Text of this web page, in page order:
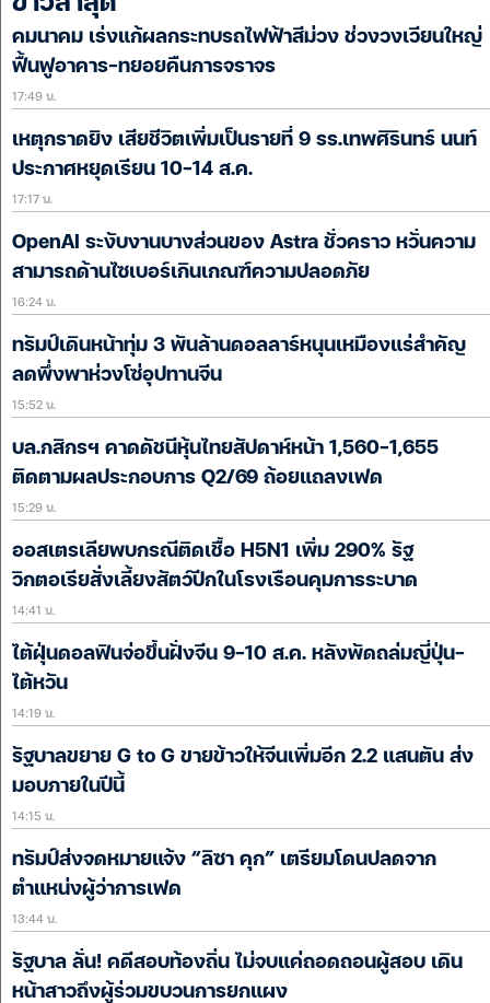
ข่าวล่าสุด
คมนาคม เร่งแก้ผลกระทบรถไฟฟ้าสีม่วง ช่วงวงเวียนใหญ่
ฟื้นฟูอาคาร-ทยอยคืนการจราจร
17:49 น.
เหตุกราดยิง เสียชีวิตเพิ่มเป็นรายที่ 9 รร.เทพศิรินทร์ นนท์
ประกาศหยุดเรียน 10-14 ส.ค.
17:17 น.
OpenAI ระงับงานบางส่วนของ Astra ชั่วคราว หวั่นความ
สามารถด้านไซเบอร์เกินเกณฑ์ความปลอดภัย
16:24 น.
ทรัมป์เดินหน้าทุ่ม 3 พันล้านดอลลาร์หนุนเหมืองแร่สำคัญ
ลดพึ่งพาห่วงโซ่อุปทานจีน
15:52 น.
บล.กสิกรฯ คาดดัชนีหุ้นไทยสัปดาห์หน้า 1,560-1,655
ติดตามผลประกอบการ Q2/69 ถ้อยแถลงเฟด
15:29 น.
ออสเตรเลียพบกรณีติดเชื้อ H5N1 เพิ่ม 290% รัฐ
วิกตอเรียสั่งเลี้ยงสัตว์ปีกในโรงเรือนคุมการระบาด
14:41 น.
ไต้ฝุ่นดอลฟินจ่อขึ้นฝั่งจีน 9-10 ส.ค. หลังพัดถล่มญี่ปุ่น-
ไต้หวัน
14:19 น.
รัฐบาลขยาย G to G ขายข้าวให้จีนเพิ่มอีก 2.2 แสนตัน ส่ง
มอบภายในปีนี้
14:15 น.
ทรัมป์ส่งจดหมายแจ้ง “ลิซา คุก” เตรียมโดนปลดจาก
ตำแหน่งผู้ว่าการเฟด
13:44 น.
รัฐบาล ลั่น! คดีสอบท้องถิ่น ไม่จบแค่ถอดถอนผู้สอบ เดิน
หน้าสาวถึงผู้ร่วมขบวนการยกแผง